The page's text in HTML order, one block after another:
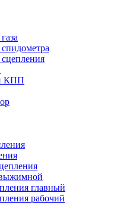
КПП
главный
рабочий